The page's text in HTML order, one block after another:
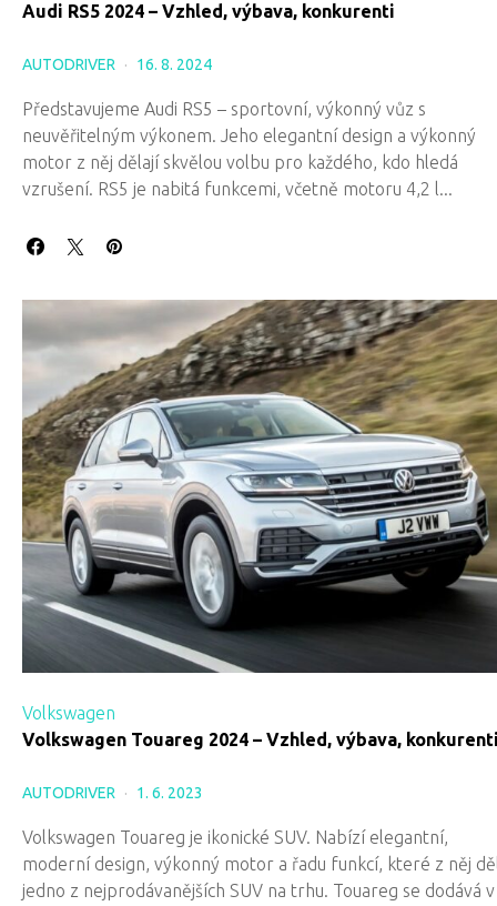
Audi RS5 2024 – Vzhled, výbava, konkurenti
AUTODRIVER 16. 8. 2024
Představujeme Audi RS5 – sportovní, výkonný vůz s
neuvěřitelným výkonem. Jeho elegantní design a výkonný
motor z něj dělají skvělou volbu pro každého, kdo hledá
vzrušení. RS5 je nabitá funkcemi, včetně motoru 4,2 l...
Volkswagen
Volkswagen Touareg 2024 – Vzhled, výbava,
AUTODRIVER 1. 6. 2023
Volkswagen Touareg je ikonické SUV. Nabízí elegantní,
moderní design, výkonný motor a řadu funkcí, které z něj
jedno z nejprodávanějších SUV na trhu. Touareg se dodává v